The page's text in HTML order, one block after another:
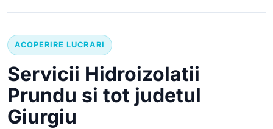
ACOPERIRE LUCRARI
Servicii Hidroizolatii
Prundu si tot judetul
Giurgiu